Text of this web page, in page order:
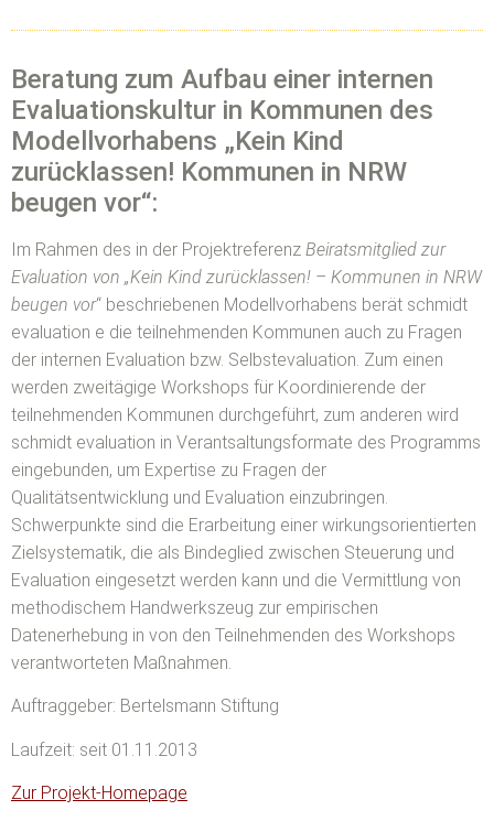
Beratung zum Aufbau einer internen
Evaluationskultur in Kommunen des
Modellvorhabens „Kein Kind
zurücklassen! Kommunen in NRW
beugen vor“:
Im Rahmen des in der Projektreferenz Beiratsmitglied zur
Evaluation von „Kein Kind zurücklassen! – Kommunen in NRW
beugen vor“ beschriebenen Modellvorhabens berät schmidt
evaluation e die teilnehmenden Kommunen auch zu Fragen
der internen Evaluation bzw. Selbstevaluation. Zum einen
werden zweitägige Workshops für Koordinierende der
teilnehmenden Kommunen durchgeführt, zum anderen wird
schmidt evaluation in Verantsaltungsformate des Programms
eingebunden, um Expertise zu Fragen der
Qualitätsentwicklung und Evaluation einzubringen.
Schwerpunkte sind die Erarbeitung einer wirkungsorientierten
Zielsystematik, die als Bindeglied zwischen Steuerung und
Evaluation eingesetzt werden kann und die Vermittlung von
methodischem Handwerkszeug zur empirischen
Datenerhebung in von den Teilnehmenden des Workshops
verantworteten Maßnahmen.
Auftraggeber: Bertelsmann Stiftung
Laufzeit: seit 01.11.2013
Zur Projekt-Homepage